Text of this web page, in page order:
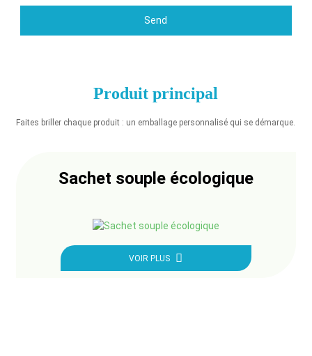
Send
Produit principal
Faites briller chaque produit : un emballage personnalisé qui se démarque.
Sachet souple écologique
VOIR PLUS